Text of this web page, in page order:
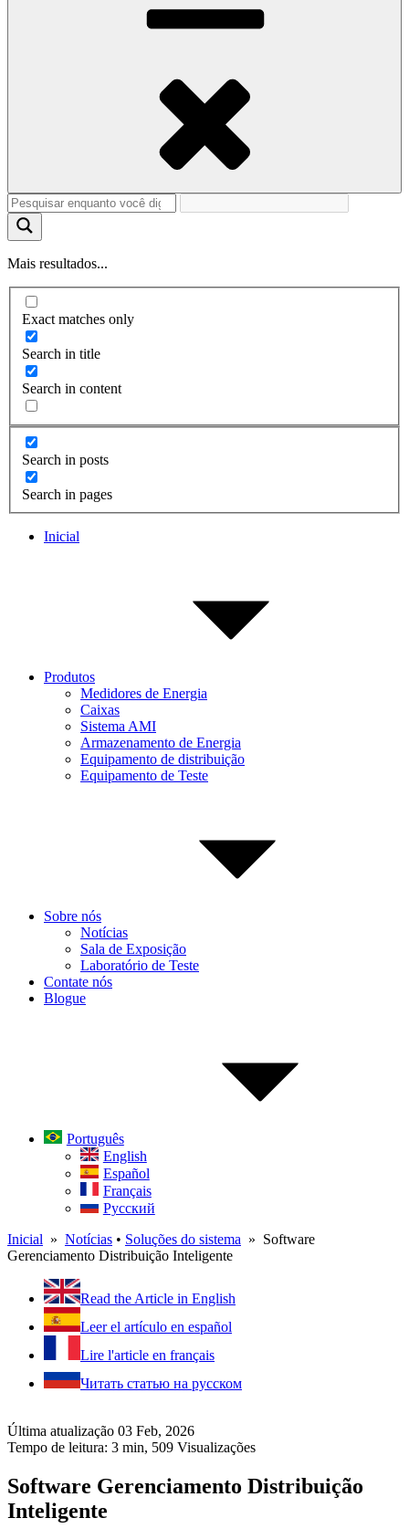
Mais resultados...
Exact matches only
Search in title
Search in content
Search in posts
Search in pages
Inicial
Produtos
Medidores de Energia
Caixas
Sistema AMI
Armazenamento de Energia
Equipamento de distribuição
Equipamento de Teste
Sobre nós
Notícias
Sala de Exposição
Laboratório de Teste
Contate nós
Blogue
Português
English
Español
Français
Русский
Inicial » Notícias • Soluções do sistema » Software
Gerenciamento Distribuição Inteligente
Read the Article in English
Leer el artículo en español
Lire l'article en français
Читать статью на русском
Última atualização 03 Feb, 2026
Tempo de leitura: 3 min, 509 Visualizações
Software Gerenciamento Distribuição
Inteligente